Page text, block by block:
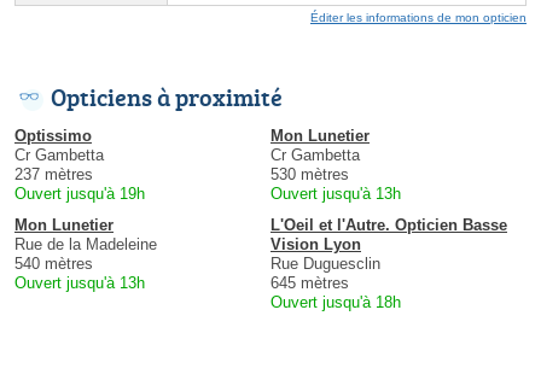
Éditer les informations de mon opticien
Opticiens à proximité
Optissimo
Cr Gambetta
237 mètres
Ouvert jusqu'à 19h
Mon Lunetier
Cr Gambetta
530 mètres
Ouvert jusqu'à 13h
Mon Lunetier
Rue de la Madeleine
540 mètres
Ouvert jusqu'à 13h
L'Oeil et l'Autre. Opticien Basse
Vision Lyon
Rue Duguesclin
645 mètres
Ouvert jusqu'à 18h